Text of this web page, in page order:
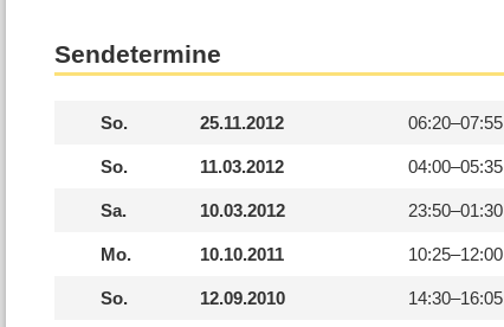
Sendetermine
So. 25.11.2012 06:20–07:55
So. 11.03.2012 04:00–05:35
Sa. 10.03.2012 23:50–01:30
Mo. 10.10.2011 10:25–12:00
So. 12.09.2010 14:30–16:05